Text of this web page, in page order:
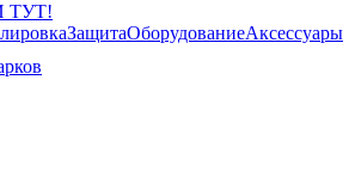
ТУТ!
ЗащитаОборудованиеАксессуары